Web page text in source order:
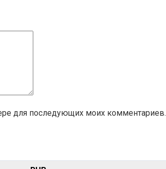
для последующих моих комментариев.